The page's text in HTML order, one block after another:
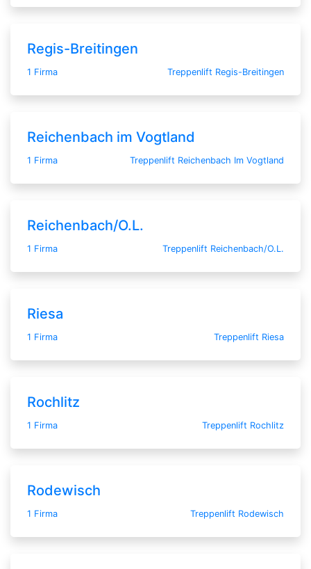
Regis-Breitingen
1 Firma Treppenlift Regis-Breitingen
Reichenbach im Vogtland
1 Firma Treppenlift Reichenbach Im Vogtland
Reichenbach/O.L.
1 Firma Treppenlift Reichenbach/O.L.
Riesa
1 Firma Treppenlift Riesa
Rochlitz
1 Firma Treppenlift Rochlitz
Rodewisch
1 Firma Treppenlift Rodewisch